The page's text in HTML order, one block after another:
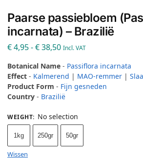
Paarse passiebloem
incarnata) – Brazilië
€4,95-€38,50 Incl. VAT
Botanical Name - Passiflora incarnata
Effect - Kalmerend | MAO-remmer |
Product Form - Fijn gesneden
Country - Brazilië
WEIGHT: No selection
1kg 250gr 50gr
Wissen